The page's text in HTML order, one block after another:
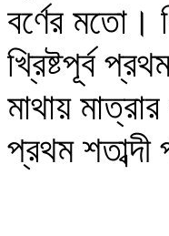
বর্ণের মতো ।
খ্রিষ্টপূর্ব
মাথায়
প্রথম শতাব্দী